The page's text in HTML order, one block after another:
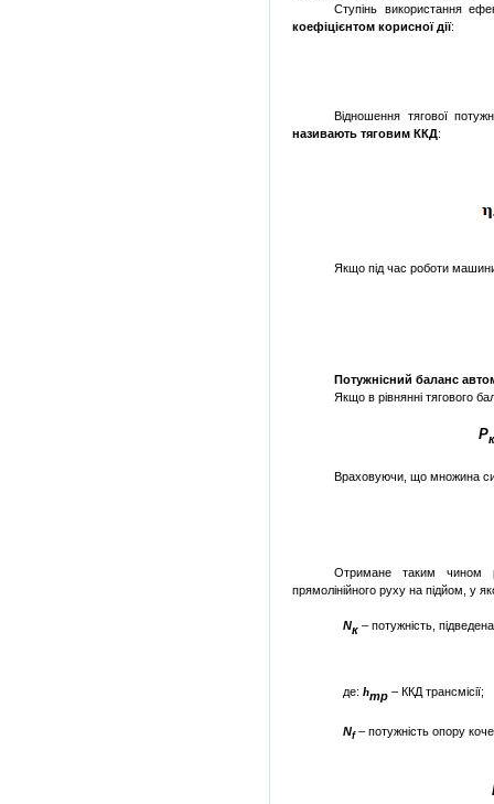
Ступінь використання
коефіцієнтом корисної дії:
Відношення тягової
називають тяговим ККД:
Якщо під час роботи
Потужнісний баланс
Якщо в рівнянні тягового
Рк
Враховуючи, що множина
Отримане таким чином
прямолінійного руху на підйом, у
Nк – потужність,
де: hтр – ККД трансмісії;
Nf – потужність опору